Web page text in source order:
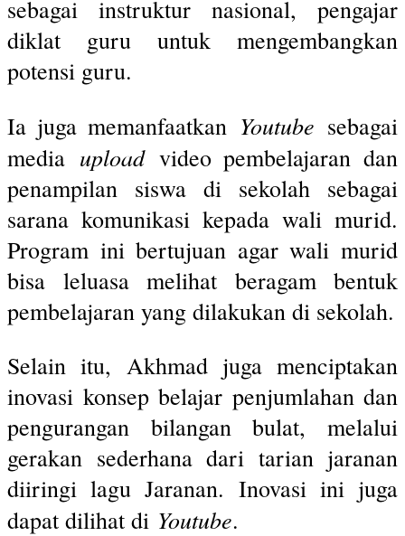
sebagai instruktur nasional, pengajar
diklat guru untuk mengembangkan
potensi guru.
Ia juga memanfaatkan Youtube sebagai
media uploadvideo pembelajaran dan
penampilan siswa di sekolah sebagai
sarana komunikasi kepada wali murid.
Program ini bertujuan agar wali murid
bisa leluasa melihat beragam bentuk
pembelajaran yang dilakukan di sekolah.
Selain itu, Akhmad juga menciptakan
inovasi konsep belajar penjumlahan dan
pengurangan bilangan bulat, melalui
gerakan sederhana dari tarian jaranan
diiringi lagu Jaranan. Inovasi ini juga
dapat dilihat di Youtube.